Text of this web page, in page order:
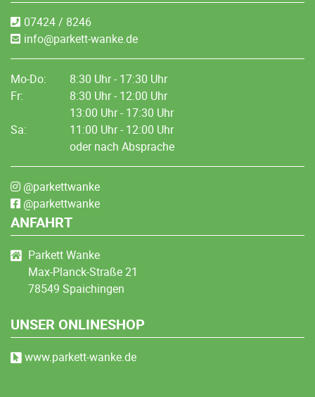
07424 / 8246
info@parkett-wanke.de
Mo-Do:
8:30 Uhr - 17:30 Uhr
Fr:
8:30 Uhr - 12:00 Uhr
13:00 Uhr - 17:30 Uhr
Sa:
11:00 Uhr - 12:00 Uhr
oder nach Absprache
@parkettwanke
@parkettwanke
ANFAHRT
Parkett Wanke
Max-Planck-Straße 21
78549 Spaichingen
UNSER ONLINESHOP
www.parkett-wanke.de